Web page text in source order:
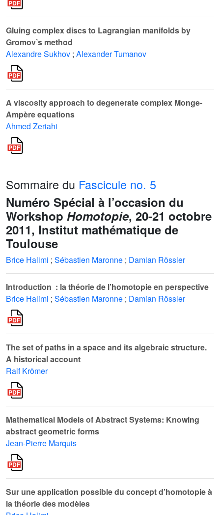
Gluing complex discs to Lagrangian manifolds by
Gromov’s method
Alexandre Sukhov ; Alexander Tumanov
A viscosity approach to degenerate complex Monge-
Ampère equations
Ahmed Zeriahi
Sommaire du Fascicule no. 5
Numéro Spécial à l’occasion du
Workshop Homotopie, 20-21 octobre
2011, Institut mathématique de
Toulouse
Brice Halimi ; Sébastien Maronne ; Damian Rössler
Introduction : la théorie de l’homotopie en perspective
Brice Halimi ; Sébastien Maronne ; Damian Rössler
The set of paths in a space and its algebraic structure.
A historical account
Ralf Krömer
Mathematical Models of Abstract Systems: Knowing
abstract geometric forms
Jean-Pierre Marquis
Sur une application possible du concept d’homotopie à
la théorie des modèles